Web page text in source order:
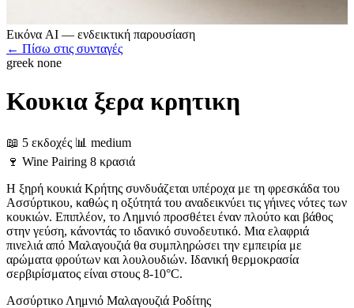
Εικόνα AI — ενδεικτική παρουσίαση
← Πίσω στις συνταγές
greek none
Κουκια ξερα κρητικη
📖 5 εκδοχές 📊 medium
🍷 Wine Pairing 8 κρασιά
Η ξηρή κουκιά Κρήτης συνδυάζεται υπέροχα με τη φρεσκάδα του
Ασσύρτικου, καθώς η οξύτητά του αναδεικνύει τις γήινες νότες των
κουκιών. Επιπλέον, το Λημνιό προσθέτει έναν πλούτο και βάθος
στην γεύση, κάνοντάς το ιδανικό συνοδευτικό. Μια ελαφριά
πινελιά από Μαλαγουζιά θα συμπληρώσει την εμπειρία με
αρώματα φρούτων και λουλουδιών. Ιδανική θερμοκρασία
σερβιρίσματος είναι στους 8-10°C.
Ασσύρτικο Λημνιό Μαλαγουζιά Ροδίτης